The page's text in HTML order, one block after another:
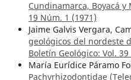
Cundinamarca, Boyacá y
19 Núm. 1 (1971)
Jaime Galvis Vergara,
geológicos del nordeste
Boletín Geológico: Vol.
María Eurídice Páramo
Pachyrhizodontidae